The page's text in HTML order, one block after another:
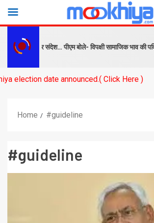
सबक और संदेश… पीएम बोले- विपक्षी सामाजिक भाव की पवित्रता
date announced.( Click Here )
Home #guideline
#guideline